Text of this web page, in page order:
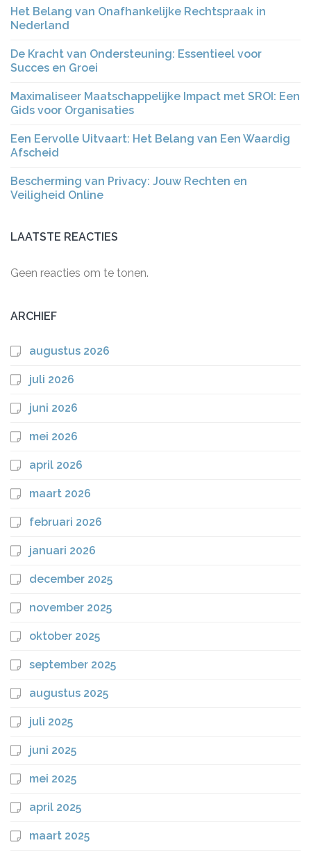
Het Belang van Onafhankelijke Rechtspraak in
Nederland
De Kracht van Ondersteuning: Essentieel voor
Succes en Groei
Maximaliseer Maatschappelijke Impact met SROI: Een
Gids voor Organisaties
Een Eervolle Uitvaart: Het Belang van Een Waardig
Afscheid
Bescherming van Privacy: Jouw Rechten en
Veiligheid Online
LAATSTE REACTIES
Geen reacties om te tonen.
ARCHIEF
augustus 2026
juli 2026
juni 2026
mei 2026
april 2026
maart 2026
februari 2026
januari 2026
december 2025
november 2025
oktober 2025
september 2025
augustus 2025
juli 2025
juni 2025
mei 2025
april 2025
maart 2025